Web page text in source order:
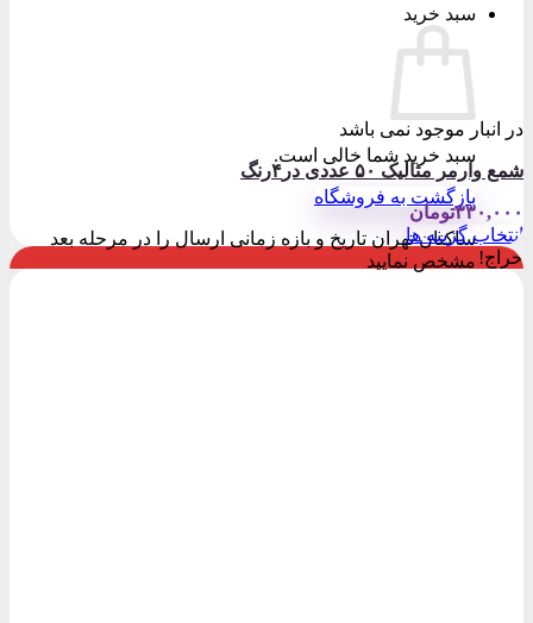
سبد خرید
سبد خرید شما خالی است.
بازگشت به فروشگاه
ساکنان تهران تاریخ و بازه زمانی ارسال را در مرحله بعد
مشخص نمایید
در انبار موجود نمی باشد
شمع وارمر متالیک ۵٠ عددی در۴رنگ
۳۳۰,۰۰۰تومان
انتخاب گزینه ها
این
حراج!